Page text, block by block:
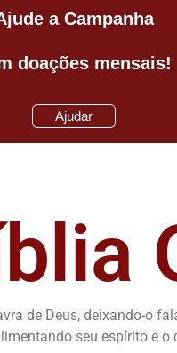
a Campanha
doações mensais!
Ajudar
de Deus, deixando-o
seu espírito e